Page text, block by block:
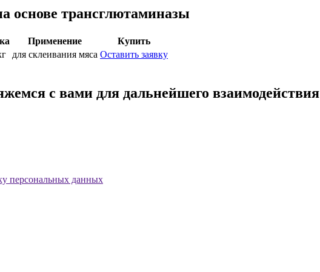
основе трансглютаминазы
Применение
Купить
для склеивания мяса Оставить заявку
с вами для дальнейшего взаимодействия
персональных данных